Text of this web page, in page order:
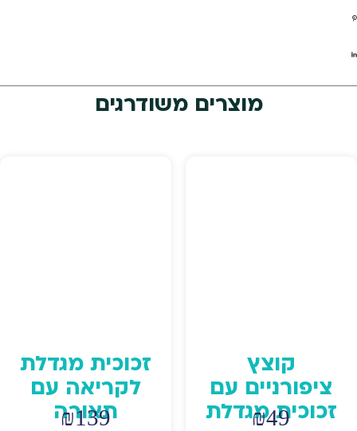
מוצרים משודרגים
קוצץ
ציפורניים עם
זכוכית מגדלת
₪49
זכוכית מגדלת
לקריאה עם
תאורה
₪139